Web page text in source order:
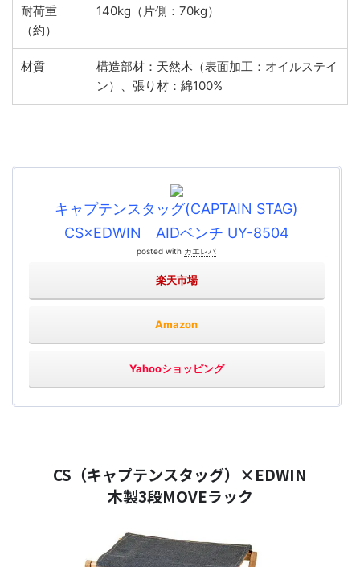
耐荷重
（約）
140kg（片側：70kg）
材質
構造部材：天然木（表面加工：オイルステイ
ン）、張り材：綿100%
キャプテンスタッグ(CAPTAIN STAG)
CS×EDWIN AIDベンチ UY-8504
posted with カエレバ
楽天市場
Amazon
Yahooショッピング
CS（キャプテンスタッグ）×EDWIN
木製3段MOVEラック